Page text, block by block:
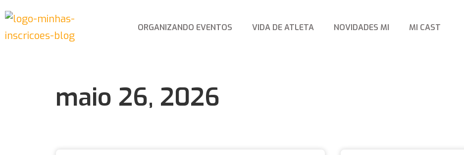
ORGANIZANDO EVENTOS VIDA DE ATLETA NOVIDADES MI MI CAST
maio 26, 2026